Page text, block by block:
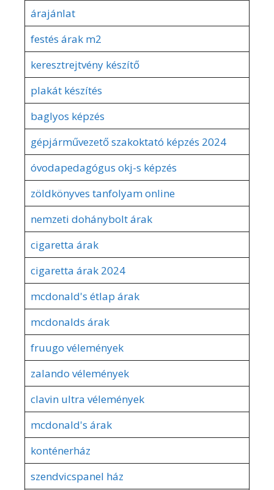
árajánlat
festés árak m2
keresztrejtvény készítő
plakát készítés
baglyos képzés
gépjárművezető szakoktató képzés 2024
óvodapedagógus okj-s képzés
zöldkönyves tanfolyam online
nemzeti dohánybolt árak
cigaretta árak
cigaretta árak 2024
mcdonald's étlap árak
mcdonalds árak
fruugo vélemények
zalando vélemények
clavin ultra vélemények
mcdonald's árak
konténerház
szendvicspanel ház